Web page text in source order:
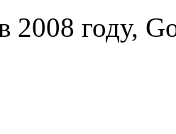
2008 году,